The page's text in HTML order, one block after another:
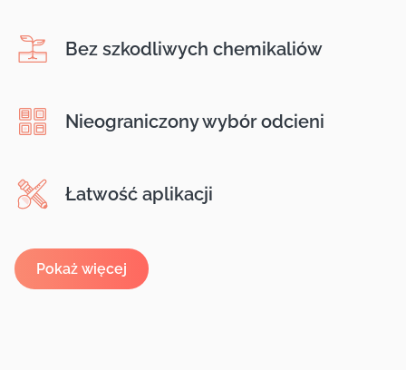
Bez szkodliwych chemikaliów
Nieograniczony wybór odcieni
Łatwość aplikacji
Pokaż więcej